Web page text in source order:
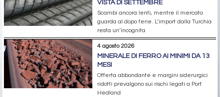
VISTA DI SETTEMBRE
Scambi ancora lenti, mentre il mercato
guarda al dopo ferie. L’import dalla Turchia
resta un’incognita
4 agosto 2026
MINERALE DI FERRO AI MINIMI DA 13
MESI
Offerta abbondante e margini siderurgici
ridotti prevalgono sui rischi legati a Port
Hedland